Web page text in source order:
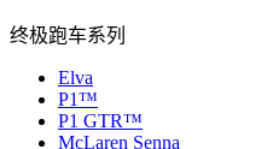
终极跑车系列
Elva
P1™
P1 GTR™
McLaren Senna